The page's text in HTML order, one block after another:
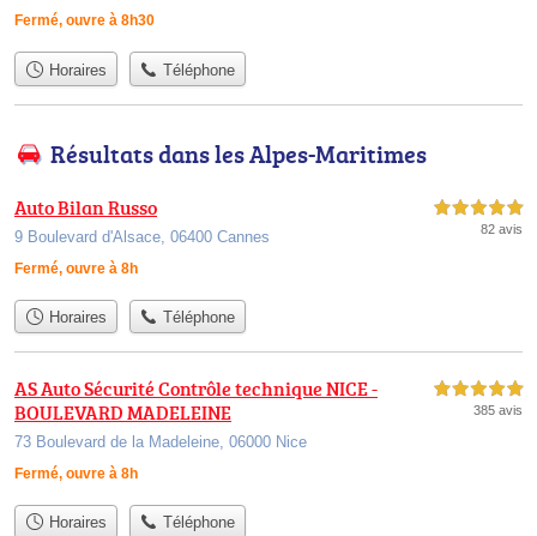
Fermé, ouvre à 8h30
Horaires Téléphone
Résultats dans les Alpes-Maritimes
Auto Bilan Russo
9 Boulevard d'Alsace, 06400 Cannes
Fermé, ouvre à 8h
5,0 étoiles sur 5
82 avis
Horaires Téléphone
AS Auto Sécurité Contrôle technique NICE -
BOULEVARD MADELEINE
73 Boulevard de la Madeleine, 06000 Nice
Fermé, ouvre à 8h
5,0 étoiles sur 5
385 avis
Horaires Téléphone